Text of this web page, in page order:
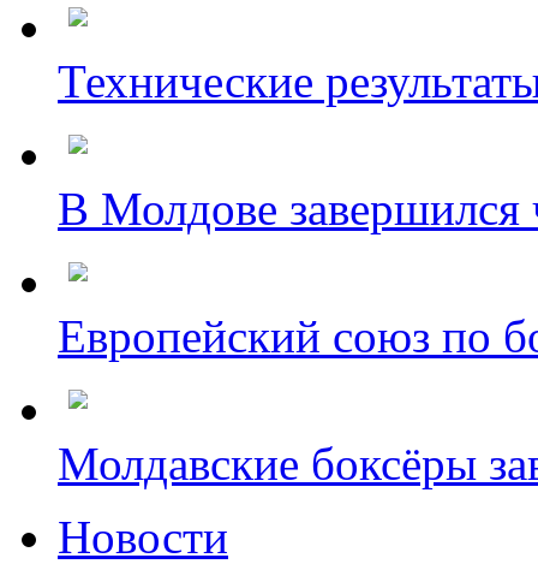
Технические
В Молдове завершился
Европейский союз по
Молдавские боксёры
Новости